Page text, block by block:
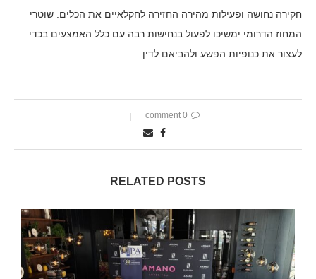
חקירה נחושה ופעילות מהירה החזירה לחקלאיים את הכלים. שוטרי
המחוז הדרומי ימשיכו לפעול בנחישות רבה עם כלל האמצעים בכדי
לעצור את כנופיות הפשע ולהביאם לדין.
0 comment
RELATED POSTS